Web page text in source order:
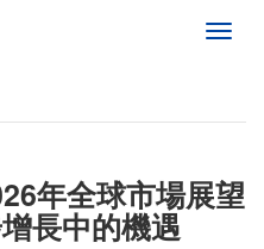
频
年全球市場展望
長中的機遇